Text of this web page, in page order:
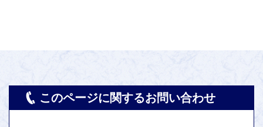
このページに関するお問い合わせ